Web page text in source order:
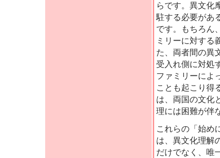
らです。異文化
駐する必要があ
です。もちろん
ミリーに対する
た、両者間の異
受入れ側に対処
ファミリーによ
ことも起こり得
は、両国の文化
理には困難が伴
これらの「始め
は、異文化理解
だけでなく、唯